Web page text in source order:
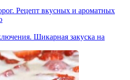
Рецепт вкусных и ароматных
Шикарная закуска на